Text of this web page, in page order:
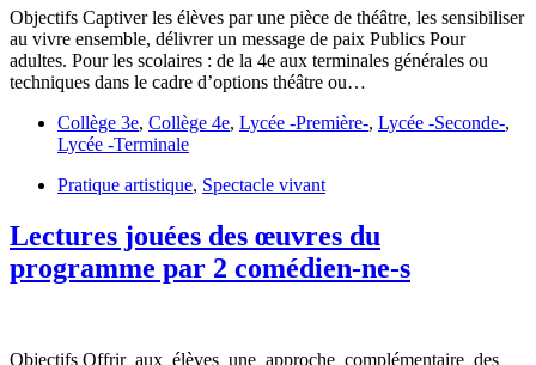
Objectifs Captiver les élèves par une pièce de théâtre, les sensibiliser
au vivre ensemble, délivrer un message de paix Publics Pour
adultes. Pour les scolaires : de la 4e aux terminales générales ou
techniques dans le cadre d’options théâtre ou…
Collège 3e, Collège 4e, Lycée -Première-, Lycée -Seconde-,
Lycée -Terminale
Pratique artistique, Spectacle vivant
Lectures jouées des œuvres du
programme par 2 comédien-ne-s
Objectifs Offrir aux élèves une approche complémentaire des